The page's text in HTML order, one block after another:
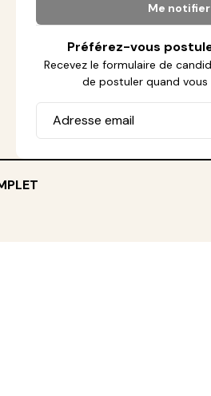
Me notifier
Préférez-vous
Recevez le formulaire de
de postuler quand vous